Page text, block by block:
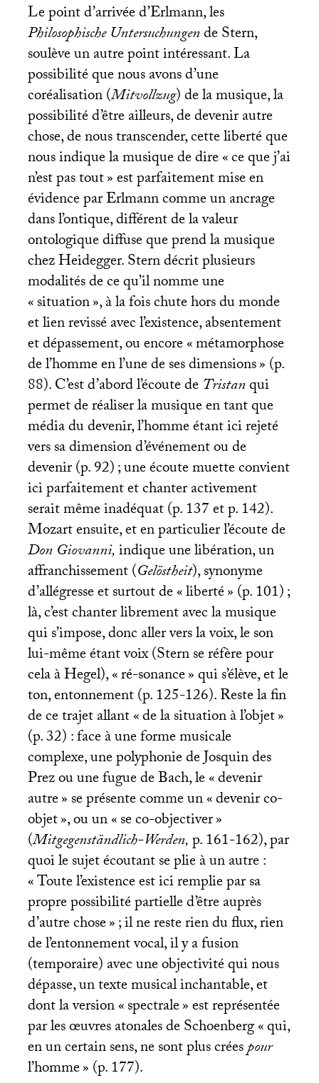
Le point d’arrivée d’Erlmann, les
Philosophische Untersuchungende Stern,
soulève un autre point intéressant. La
possibilité que nous avons d’une
coréalisation (Mitvollzug) de la musique, la
possibilité d’être ailleurs, de devenir autre
chose, de nous transcender, cette liberté que
nous indique la musique de dire «ce que j’ai
n’est pas tout» est parfaitement mise en
évidence par Erlmann comme un ancrage
dans l’ontique, différent de la valeur
ontologique diffuse que prend la musique
chez Heidegger. Stern décrit plusieurs
modalités de ce qu’il nomme une
«situation», à la fois chute hors du monde
et lien revissé avec l’existence, absentement
et dépassement, ou encore «métamorphose
de l’homme en l’une de ses dimensions» (p.
88). C’est d’abord l’écoute deTristanqui
permet de réaliser la musique en tant que
média du devenir, l’homme étant ici rejeté
vers sa dimension d’événement ou de
devenir (p. 92); une écoute muette convient
ici parfaitement et chanter activement
serait même inadéquat (p. 137 et p. 142).
Mozart ensuite, et en particulier l’écoute de
Don Giovanni,indique une libération, un
affranchissement (Gelöstheit), synonyme
d’allégresse et surtout de «liberté» (p. 101);
là, c’est chanter librement avec la musique
qui s’impose, donc aller vers la voix, le son
lui-même étant voix (Stern se réfère pour
cela à Hegel), «ré-sonance» qui s’élève, et le
ton, entonnement (p. 125-126). Reste la fin
de ce trajet allant «de la situation à l’objet»
(p. 32) : face à une forme musicale
complexe, une polyphonie de Josquin des
Prez ou une fugue de Bach, le «devenir
autre» se présente comme un «devenir co-
objet», ou un «se co-objectiver»
(Mitgegenständlich-Werden,p. 161-162), par
quoi le sujet écoutant se plie à un autre :
«Toute l’existence est ici remplie par sa
propre possibilité partielle d’être auprès
d’autre chose»; il ne reste rien du flux, rien
de l’entonnement vocal, il y a fusion
(temporaire) avec une objectivité qui nous
dépasse, un texte musical inchantable, et
dont la version «spectrale» est représentée
par les œuvres atonales de Schoenberg «qui,
en un certain sens, ne sont plus créespour
l’homme» (p. 177).